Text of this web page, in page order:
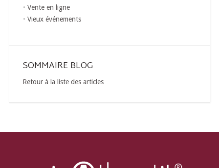
Vente en ligne
Vieux événements
SOMMAIRE BLOG
Retour à la liste des articles